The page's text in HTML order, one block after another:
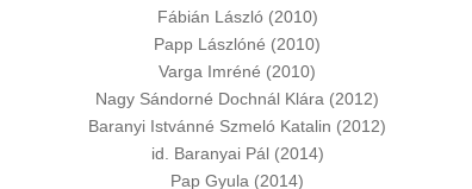
Fábián László (2010)
Papp Lászlóné (2010)
Varga Imréné (2010)
Nagy Sándorné Dochnál Klára (2012)
Baranyi Istvánné Szmeló Katalin (2012)
id. Baranyai Pál (2014)
Pap Gyula (2014)